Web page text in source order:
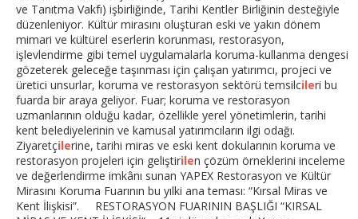
ve Tanıtma Vakfı) işbirliğinde, Tarihi Kentler Birliğinin desteğiyle
düzenleniyor. Kültür mirasını oluşturan eski ve yakın dönem
mimari ve kültürel eserlerin korunması, restorasyon,
işlevlendirme gibi temel uygulamalarla koruma-kullanma dengesi
gözeterek geleceğe taşınması için çalışan yatırımcı, projeci ve
üretici unsurlar, koruma ve restorasyon sektörü temsilcileri bu
fuarda bir araya geliyor. Fuar; koruma ve restorasyon
uzmanlarının olduğu kadar, özellikle yerel yönetimlerin, tarihi
kent belediyelerinin ve kamusal yatırımcıların ilgi odağı.
Ziyaretçilerine, tarihi miras ve eski kent dokularının koruma ve
restorasyon projeleri için geliştirilen çözüm örneklerini inceleme
ve değerlendirme imkânı sunan YAPEX Restorasyon ve Kültür
Mirasını Koruma Fuarının bu yılki ana teması: “Kırsal Miras ve
Kent İlişkisi”. RESTORASYON FUARININ BAŞLIĞI “KIRSAL